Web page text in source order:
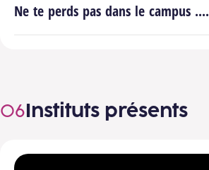
Ne te perds pas dans le campus ....
Instituts présents